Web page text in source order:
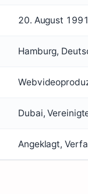
20. August
Hamburg,
Dubai,
Angeklagt,